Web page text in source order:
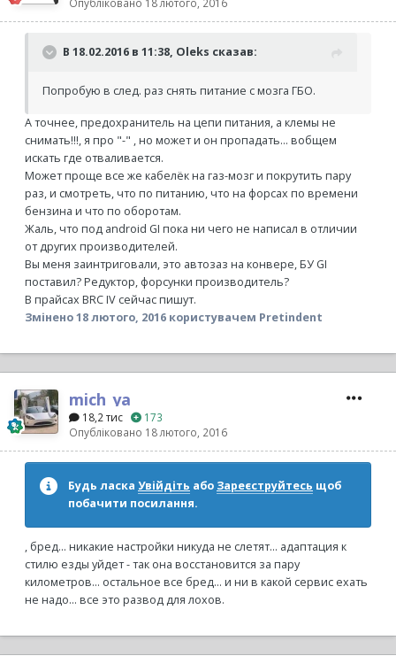
Опубліковано 18 лютого, 2016
В 18.02.2016 в 11:38, Oleks сказав:
Попробую в след. раз снять питание с мозга ГБО.
А точнее, предохранитель на цепи питания, а клемы не
снимать!!!, я про "-" , но может и он пропадать... вобщем
искать где отваливается.
Может проще все же кабелёк на газ-мозг и покрутить пару
раз, и смотреть, что по питанию, что на форсах по времени
бензина и что по оборотам.
Жаль, что под android GI пока ни чего не написал в отличии
от других производителей.
Вы меня заинтриговали, это автозаз на конвере, БУ GI
поставил? Редуктор, форсунки производитель?
В прайсах BRC IV сейчас пишут.
Змінено18 лютого, 2016 користувачем Pretindent
mich_ya
18,2 тис
173
Опубліковано 18 лютого, 2016
Будь ласка Увійдіть або Зареєструйтесь щоб
побачити посилання.
, бред... никакие настройки никуда не слетят... адаптация к
стилю езды уйдет - так она восстановится за пару
километров... остальное все бред... и ни в какой сервис ехать
не надо... все это развод для лохов.